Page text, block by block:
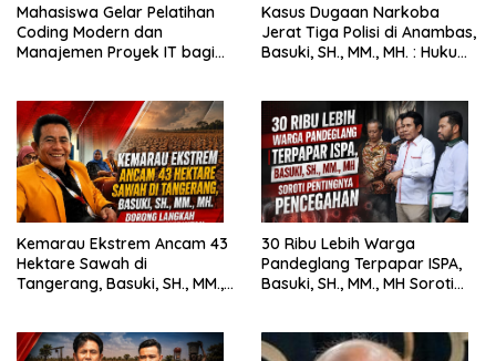
Mahasiswa Gelar Pelatihan
Coding Modern dan
Manajemen Proyek IT bagi
Kasus Dugaan Narkoba
Jerat Tiga Polisi di Anambas,
Basuki, SH., MM., MH. : Hukum
Kemarau Ekstrem Ancam 43
Hektare Sawah di
Tangerang, Basuki, SH., MM.,
30 Ribu Lebih Warga
Pandeglang Terpapar ISPA,
Basuki, SH., MM., MH Soroti